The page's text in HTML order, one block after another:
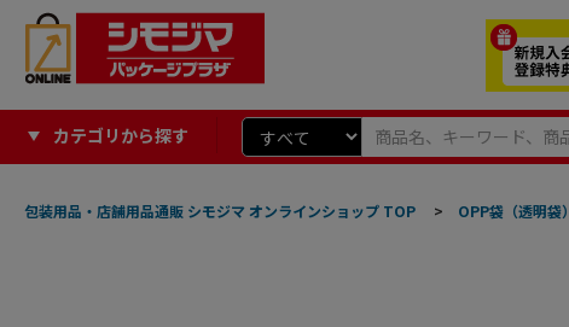
カテゴリから探す
包装用品・店舗用品通販 シモジマ オンラインショップ TOP > OPP袋（透明袋）